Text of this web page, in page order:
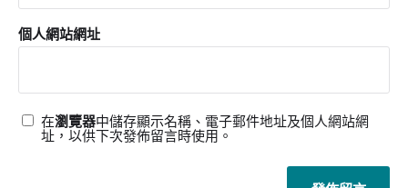
個人網站網址
在瀏覽器中儲存顯示名稱、電子郵件地址及個人網站網
址，以供下次發佈留言時使用。